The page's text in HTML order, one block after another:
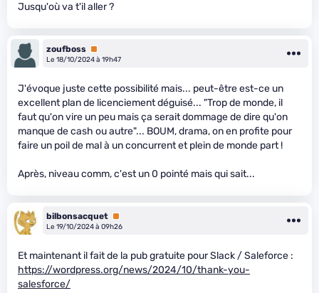
Jusqu'où va t'il aller ?
zoufboss Premium
Le 18/10/2024 à 19h47
J'évoque juste cette possibilité mais... peut-être est-ce un
excellent plan de licenciement déguisé... "Trop de monde, il
faut qu'on vire un peu mais ça serait dommage de dire qu'on
manque de cash ou autre"... BOUM, drama, on en profite pour
faire un poil de mal à un concurrent et plein de monde part !
Après, niveau comm, c'est un 0 pointé mais qui sait...
bilbonsacquet Premium
Le 19/10/2024 à 09h26
Et maintenant il fait de la pub gratuite pour Slack / Saleforce :
https://wordpress.org/news/2024/10/thank-you-
salesforce/